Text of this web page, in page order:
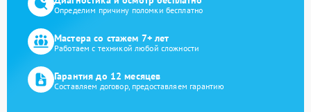
Определим причину поломки бесплатно
Мастера со стажем 7+ лет
Работаем с техникой любой сложности
Гарантия до 12 месяцев
Составляем договор, предоставляем гарантию